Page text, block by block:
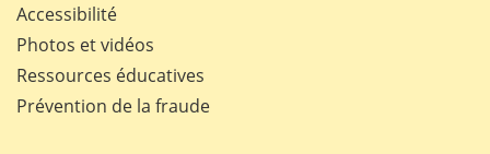
Accessibilité
Photos et vidéos
Ressources éducatives
Prévention de la fraude